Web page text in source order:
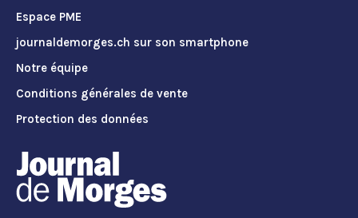
Espace PME
journaldemorges.ch sur son smartphone
Notre équipe
Conditions générales de vente
Protection des données